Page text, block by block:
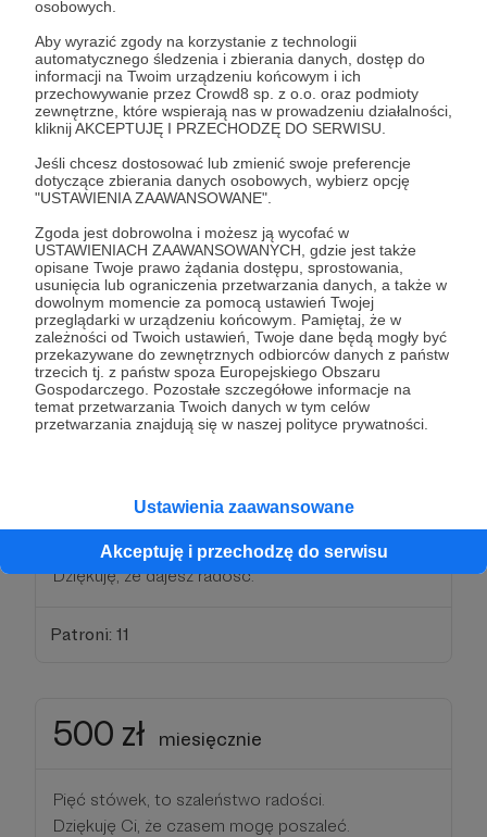
osobowych.
Aby wyrazić zgody na korzystanie z technologii
automatycznego śledzenia i zbierania danych, dostęp do
informacji na Twoim urządzeniu końcowym i ich
przechowywanie przez Crowd8 sp. z o.o. oraz podmioty
zewnętrzne, które wspierają nas w prowadzeniu działalności,
kliknij AKCEPTUJĘ I PRZECHODZĘ DO SERWISU.
Jeśli chcesz dostosować lub zmienić swoje preferencje
dotyczące zbierania danych osobowych, wybierz opcję
"USTAWIENIA ZAAWANSOWANE".
Zgoda jest dobrowolna i możesz ją wycofać w
USTAWIENIACH ZAAWANSOWANYCH, gdzie jest także
opisane Twoje prawo żądania dostępu, sprostowania,
usunięcia lub ograniczenia przetwarzania danych, a także w
dowolnym momencie za pomocą ustawień Twojej
przeglądarki w urządzeniu końcowym. Pamiętaj, że w
zależności od Twoich ustawień, Twoje dane będą mogły być
przekazywane do zewnętrznych odbiorców danych z państw
trzecich tj. z państw spoza Europejskiego Obszaru
Gospodarczego. Pozostałe szczegółowe informacje na
temat przetwarzania Twoich danych w tym celów
przetwarzania znajdują się w naszej polityce prywatności.
Ustawienia zaawansowane
Akceptuję i przechodzę do serwisu
Patroni: 19
50 zł miesięcznie
Pięć dych, to dobra książka, która zostanie u mnie
zawsze, mam nadzieję, ze i w mojej głowie.
Dziękuję Ci za dobroć, którą mi dajesz.
Patroni: 22
100 zł miesięcznie
Stówa to coś, co sprawia, że dobry obiad mogę
radość nie tylko mi?
Dziękuję, że dajesz radość.
Patroni: 11
500 zł miesięcznie
Pięć stówek, to szaleństwo radości.
Dziękuję Ci, że czasem mogę poszaleć.